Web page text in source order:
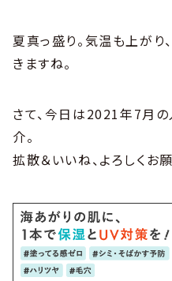
夏真っ盛り。気温も上がり
きますね。
さて、今日は2021年7月
介。
拡散＆いいね、よろしくお